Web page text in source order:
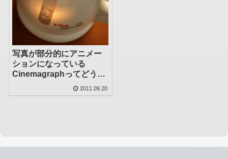
写真が部分的にアニメー
ションになっている
Cinemagraphってどうや
2011.09.20